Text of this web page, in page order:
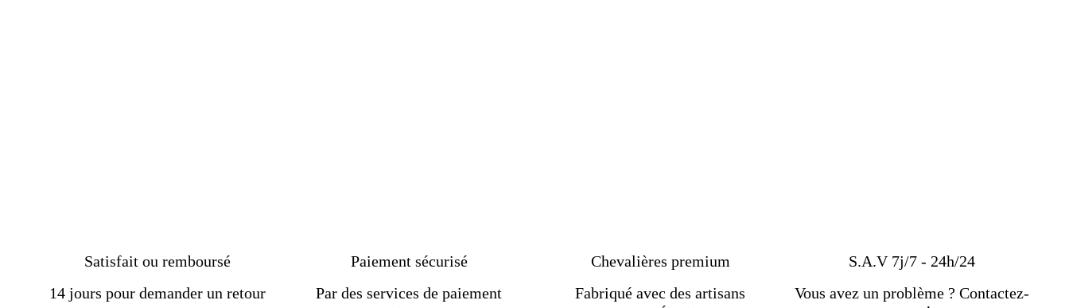
Satisfait ou remboursé
14 jours pour demander un retour
Paiement sécurisé
Par des services de paiement
Chevalières premium
Fabriqué avec des artisans
S.A.V 7j/7 - 24h/24
Vous avez un problème ? Contactez-